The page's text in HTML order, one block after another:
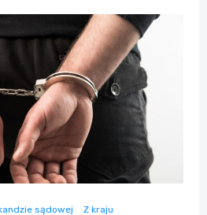
sądowej Z kraju